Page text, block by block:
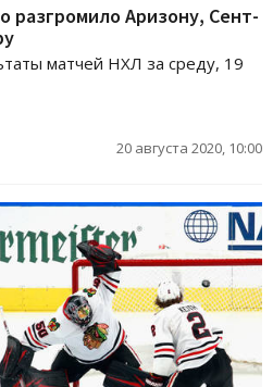
разгромило Аризону, Сент-
матчей НХЛ за среду, 19
20 августа 2020, 10:00